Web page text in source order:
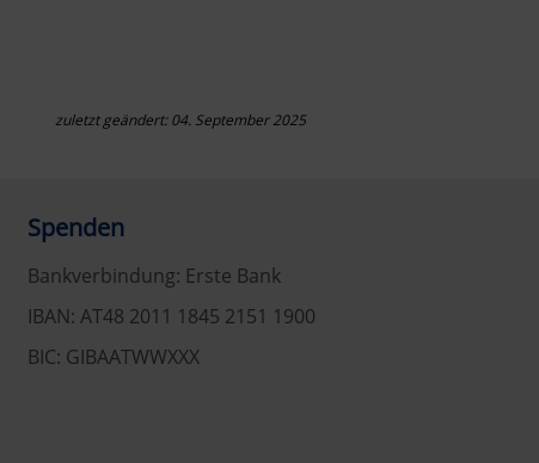
zuletzt geändert: 04. September 2025
Spenden
Bankverbindung: Erste Bank
IBAN: AT48 2011 1845 2151 1900
BIC: GIBAATWWXXX